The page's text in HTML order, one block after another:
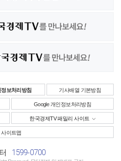
보처리방침 기사배열 기본방침
Google 개인정보처리방침
한국경제TV 패밀리 사이트
사이트맵
1599-0700